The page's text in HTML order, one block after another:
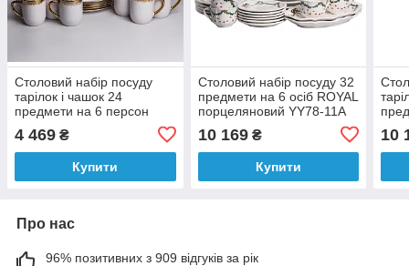
Столовий набір посуду
тарілок і чашок 24
предмети на 6 персон
«Смарагд» порцеляновий
MD-16
4 469 ₴
Купити
Столовий набір посуду 32
предмети на 6 осіб ROYAL
порцеляновий YY78-11A
10 169₴
Купити
10
Про нас
96% позитивних з 909 відгуків за рік